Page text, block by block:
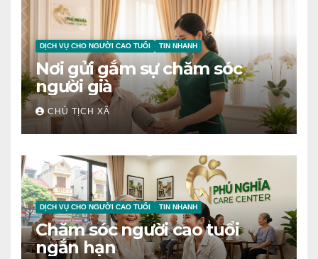
DỊCH VỤ CHO NGƯỜI CAO TUỔI TIN NHANH
Nơi gửi gắm sự chăm sóc
người già
CHỦ TỊCH XÃ
DỊCH VỤ CHO NGƯỜI CAO TUỔI TIN NHANH
Chăm sóc người cao tuổi
ngắn hạn